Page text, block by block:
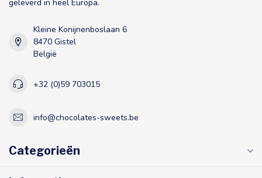
geleverd in heel Europa.
Kleine Konijnenboslaan 6
8470 Gistel
België
+32 (0)59 703015
info@chocolates-sweets.be
Categorieën